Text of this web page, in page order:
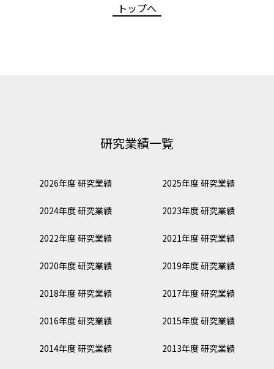
トップへ
研究業績一覧
2026年度 研究業績 2025年度 研究業績
2024年度 研究業績 2023年度 研究業績
2022年度 研究業績 2021年度 研究業績
2020年度 研究業績 2019年度 研究業績
2018年度 研究業績 2017年度 研究業績
2016年度 研究業績 2015年度 研究業績
2014年度 研究業績 2013年度 研究業績